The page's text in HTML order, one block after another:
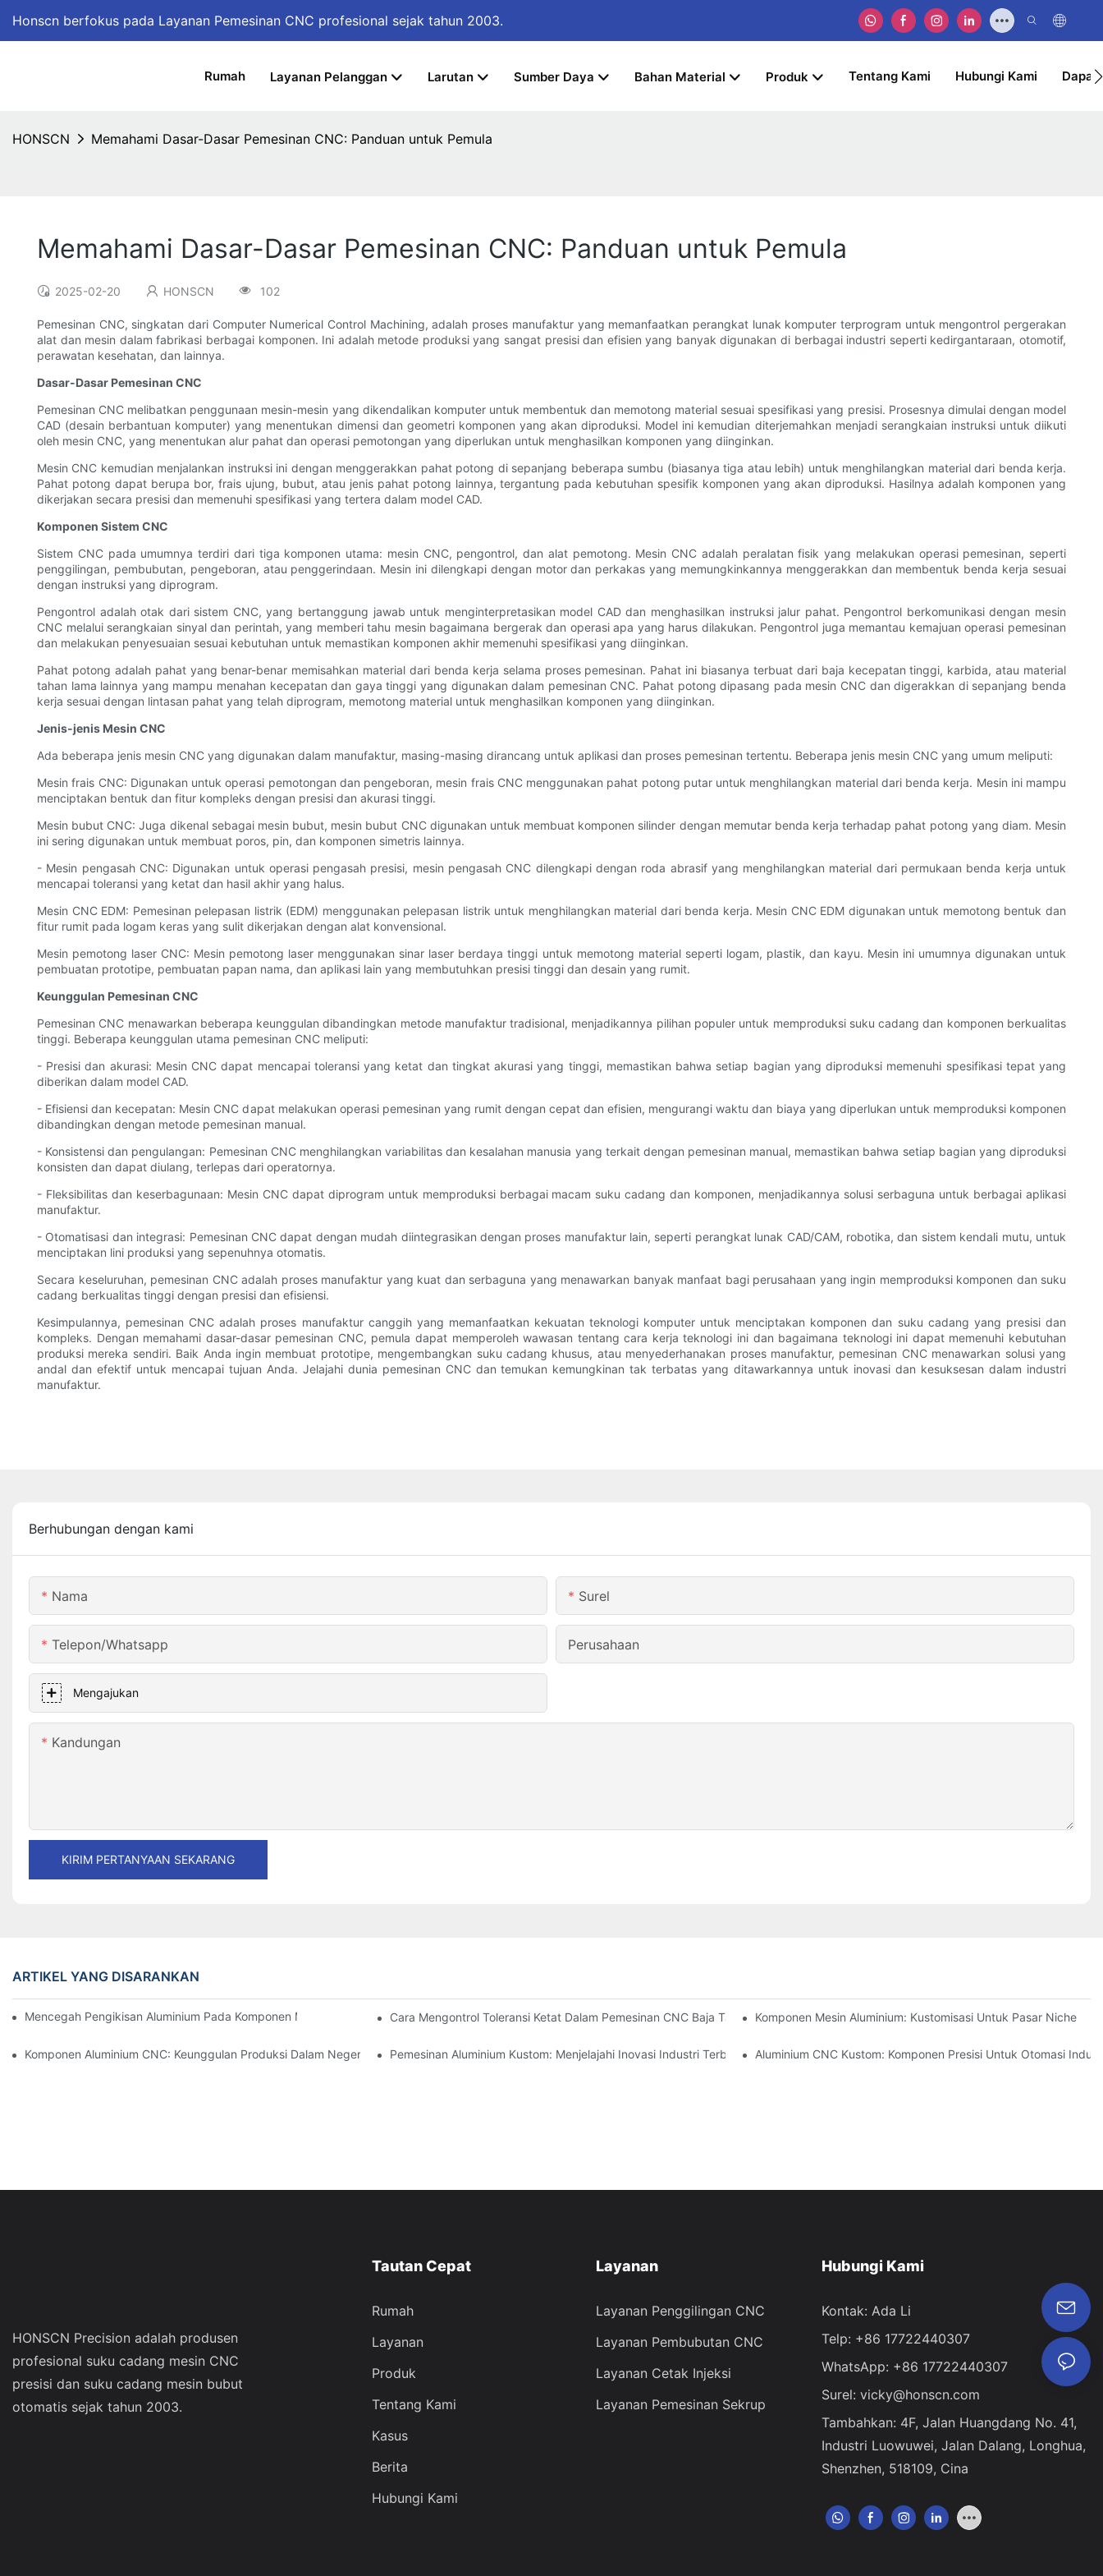
Honscn berfokus pada Layanan Pemesinan CNC profesional sejak tahun 2003.
Rumah Layanan Pelanggan Larutan Sumber Daya Bahan Material Produk Tentang Kami Hubungi Kami
HONSCN Memahami Dasar-Dasar Pemesinan CNC: Panduan untuk Pemula
Memahami Dasar-Dasar Pemesinan CNC: Panduan untuk Pemula
2025-02-20 HONSCN 102
Pemesinan CNC, singkatan dari Computer Numerical Control Machining, adalah proses manufaktur yang memanfaatkan perangkat lunak komputer terprogram untuk mengontrol pergerakan
alat dan mesin dalam fabrikasi berbagai komponen. Ini adalah metode produksi yang sangat presisi dan efisien yang banyak digunakan di berbagai industri seperti kedirgantaraan, otomotif,
perawatan kesehatan, dan lainnya.
Dasar-Dasar Pemesinan CNC
Pemesinan CNC melibatkan penggunaan mesin-mesin yang dikendalikan komputer untuk membentuk dan memotong material sesuai spesifikasi yang presisi. Prosesnya dimulai dengan model
CAD (desain berbantuan komputer) yang menentukan dimensi dan geometri komponen yang akan diproduksi. Model ini kemudian diterjemahkan menjadi serangkaian instruksi untuk diikuti
oleh mesin CNC, yang menentukan alur pahat dan operasi pemotongan yang diperlukan untuk menghasilkan komponen yang diinginkan.
Mesin CNC kemudian menjalankan instruksi ini dengan menggerakkan pahat potong di sepanjang beberapa sumbu (biasanya tiga atau lebih) untuk menghilangkan material dari benda kerja.
Pahat potong dapat berupa bor, frais ujung, bubut, atau jenis pahat potong lainnya, tergantung pada kebutuhan spesifik komponen yang akan diproduksi. Hasilnya adalah komponen yang
dikerjakan secara presisi dan memenuhi spesifikasi yang tertera dalam model CAD.
Komponen Sistem CNC
Sistem CNC pada umumnya terdiri dari tiga komponen utama: mesin CNC, pengontrol, dan alat pemotong. Mesin CNC adalah peralatan fisik yang melakukan operasi pemesinan, seperti
penggilingan, pembubutan, pengeboran, atau penggerindaan. Mesin ini dilengkapi dengan motor dan perkakas yang memungkinkannya menggerakkan dan membentuk benda kerja sesuai
dengan instruksi yang diprogram.
Pengontrol adalah otak dari sistem CNC, yang bertanggung jawab untuk menginterpretasikan model CAD dan menghasilkan instruksi jalur pahat. Pengontrol berkomunikasi dengan mesin
CNC melalui serangkaian sinyal dan perintah, yang memberi tahu mesin bagaimana bergerak dan operasi apa yang harus dilakukan. Pengontrol juga memantau kemajuan operasi pemesinan
dan melakukan penyesuaian sesuai kebutuhan untuk memastikan komponen akhir memenuhi spesifikasi yang diinginkan.
Pahat potong adalah pahat yang benar-benar memisahkan material dari benda kerja selama proses pemesinan. Pahat ini biasanya terbuat dari baja kecepatan tinggi, karbida, atau material
tahan lama lainnya yang mampu menahan kecepatan dan gaya tinggi yang digunakan dalam pemesinan CNC. Pahat potong dipasang pada mesin CNC dan digerakkan di sepanjang benda
kerja sesuai dengan lintasan pahat yang telah diprogram, memotong material untuk menghasilkan komponen yang diinginkan.
Jenis-jenis Mesin CNC
Ada beberapa jenis mesin CNC yang digunakan dalam manufaktur, masing-masing dirancang untuk aplikasi dan proses pemesinan tertentu. Beberapa jenis mesin CNC yang umum meliputi:
Mesin frais CNC: Digunakan untuk operasi pemotongan dan pengeboran, mesin frais CNC menggunakan pahat potong putar untuk menghilangkan material dari benda kerja. Mesin ini mampu
menciptakan bentuk dan fitur kompleks dengan presisi dan akurasi tinggi.
Mesin bubut CNC: Juga dikenal sebagai mesin bubut, mesin bubut CNC digunakan untuk membuat komponen silinder dengan memutar benda kerja terhadap pahat potong yang diam. Mesin
ini sering digunakan untuk membuat poros, pin, dan komponen simetris lainnya.
- Mesin pengasah CNC: Digunakan untuk operasi pengasah presisi, mesin pengasah CNC dilengkapi dengan roda abrasif yang menghilangkan material dari permukaan benda kerja untuk
mencapai toleransi yang ketat dan hasil akhir yang halus.
Mesin CNC EDM: Pemesinan pelepasan listrik (EDM) menggunakan pelepasan listrik untuk menghilangkan material dari benda kerja. Mesin CNC EDM digunakan untuk memotong bentuk dan
fitur rumit pada logam keras yang sulit dikerjakan dengan alat konvensional.
Mesin pemotong laser CNC: Mesin pemotong laser menggunakan sinar laser berdaya tinggi untuk memotong material seperti logam, plastik, dan kayu. Mesin ini umumnya digunakan untuk
pembuatan prototipe, pembuatan papan nama, dan aplikasi lain yang membutuhkan presisi tinggi dan desain yang rumit.
Keunggulan Pemesinan CNC
Pemesinan CNC menawarkan beberapa keunggulan dibandingkan metode manufaktur tradisional, menjadikannya pilihan populer untuk memproduksi suku cadang dan komponen berkualitas
tinggi. Beberapa keunggulan utama pemesinan CNC meliputi:
- Presisi dan akurasi: Mesin CNC dapat mencapai toleransi yang ketat dan tingkat akurasi yang tinggi, memastikan bahwa setiap bagian yang diproduksi memenuhi spesifikasi tepat yang
diberikan dalam model CAD.
- Efisiensi dan kecepatan: Mesin CNC dapat melakukan operasi pemesinan yang rumit dengan cepat dan efisien, mengurangi waktu dan biaya yang diperlukan untuk memproduksi komponen
dibandingkan dengan metode pemesinan manual.
- Konsistensi dan pengulangan: Pemesinan CNC menghilangkan variabilitas dan kesalahan manusia yang terkait dengan pemesinan manual, memastikan bahwa setiap bagian yang diproduksi
konsisten dan dapat diulang, terlepas dari operatornya.
- Fleksibilitas dan keserbagunaan: Mesin CNC dapat diprogram untuk memproduksi berbagai macam suku cadang dan komponen, menjadikannya solusi serbaguna untuk berbagai aplikasi
manufaktur.
- Otomatisasi dan integrasi: Pemesinan CNC dapat dengan mudah diintegrasikan dengan proses manufaktur lain, seperti perangkat lunak CAD/CAM, robotika, dan sistem kendali mutu, untuk
menciptakan lini produksi yang sepenuhnya otomatis.
Secara keseluruhan, pemesinan CNC adalah proses manufaktur yang kuat dan serbaguna yang menawarkan banyak manfaat bagi perusahaan yang ingin memproduksi komponen dan suku
cadang berkualitas tinggi dengan presisi dan efisiensi.
Kesimpulannya, pemesinan CNC adalah proses manufaktur canggih yang memanfaatkan kekuatan teknologi komputer untuk menciptakan komponen dan suku cadang yang presisi dan
kompleks. Dengan memahami dasar-dasar pemesinan CNC, pemula dapat memperoleh wawasan tentang cara kerja teknologi ini dan bagaimana teknologi ini dapat memenuhi kebutuhan
produksi mereka sendiri. Baik Anda ingin membuat prototipe, mengembangkan suku cadang khusus, atau menyederhanakan proses manufaktur, pemesinan CNC menawarkan solusi yang
andal dan efektif untuk mencapai tujuan Anda. Jelajahi dunia pemesinan CNC dan temukan kemungkinan tak terbatas yang ditawarkannya untuk inovasi dan kesuksesan dalam industri
manufaktur.
Berhubungan dengan kami
Nama Surel
Telepon/whatsapp Perusahaan
Mengajukan
Kandungan
KIRIM PERTANYAAN SEKARANG
ARTIKEL YANG DISARANKAN
Mencegah Pengikisan Aluminium Pada Komponen Mesin Presisi: Solusi Desain, Peralatan, Dan PelapisanCara Mengontrol Toleransi Ketat Dalam Pemesinan CNC Baja Tahan Karat (304 Vs 316)Komponen Mesin Aluminium: Kustomisasi Untuk Pasar Niche
Komponen Aluminium CNC: Keunggulan Produksi Dalam Negeri Pemesinan Aluminium Kustom: Menjelajahi Inovasi Industri Terbaru Aluminium CNC Kustom: Komponen Presisi Untuk Otomasi
HONSCN Precision adalah produsen
profesional suku cadang mesin CNC
presisi dan suku cadang mesin bubut
otomatis sejak tahun 2003.
Tautan Cepat
Rumah
Layanan
Produk
Tentang Kami
Kasus
Berita
Hubungi Kami
Layanan
Layanan Penggilingan CNC
Layanan Pembubutan CNC
Layanan Cetak Injeksi
Layanan Pemesinan Sekrup
Hubungi Kami
Kontak: Ada Li
Telp: +86 17722440307
WhatsApp: +86 17722440307
Surel: vicky@honscn.com
Tambahkan: 4F, ​​Jalan Huangdang No. 41,
Industri Luowuwei, Jalan Dalang, Longhua,
Shenzhen, 518109, Cina